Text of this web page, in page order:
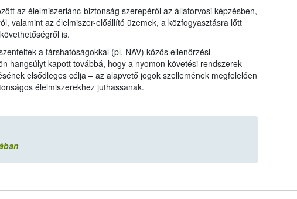
az élelmiszerlánc-biztonság szerepéről az állatorvosi képzésben,
valamint az élelmiszer-előállító üzemek, a közfogyasztásra lőtt
is.
a társhatóságokkal (pl. NAV) közös ellenőrzési
hangsúlyt kapott továbbá, hogy a nyomon követési rendszerek
elsődleges célja – az alapvető jogok szellemének megfelelően
élelmiszerekhez juthassanak.